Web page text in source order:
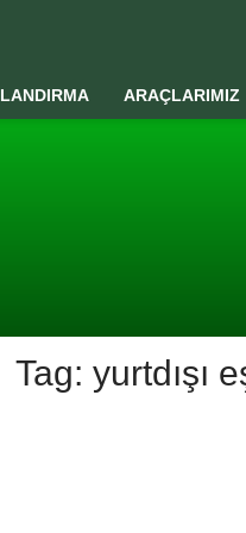
ARAÇLARIMIZ
Tag: yurtdışı